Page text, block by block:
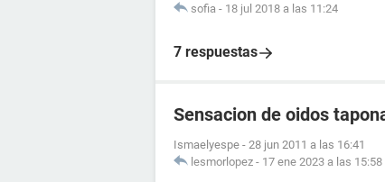
sofia - 18 jul 2018 a las 11:24
7 respuestas
Sensacion de oidos
Ismaelyespe - 28 jun 2011 a las 16:41
lesmorlopez - 17 ene 2023 a las 15:58